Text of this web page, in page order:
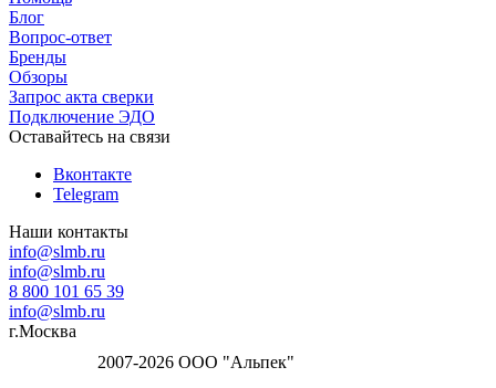
Блог
Вопрос-ответ
Бренды
Обзоры
Запрос акта сверки
Подключение ЭДО
Оставайтесь на связи
Вконтакте
Telegram
Наши контакты
info@slmb.ru
info@slmb.ru
8 800 101 65 39
info@slmb.ru
г.Москва
2007-2026 ООО "Альпек"